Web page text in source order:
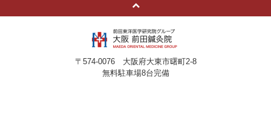
〒574-0076 大阪府大東市曙町2-8
無料駐車場8台完備